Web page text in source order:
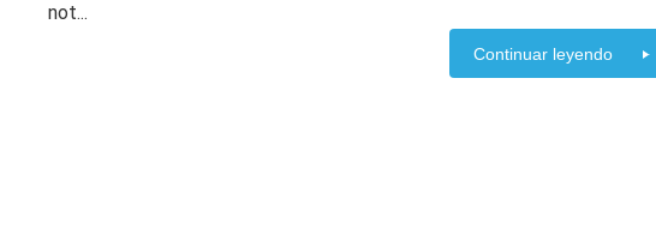
not...
Continuar leyendo